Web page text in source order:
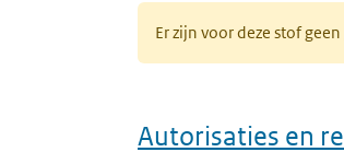
Er zijn voor deze stof
Autorisaties en